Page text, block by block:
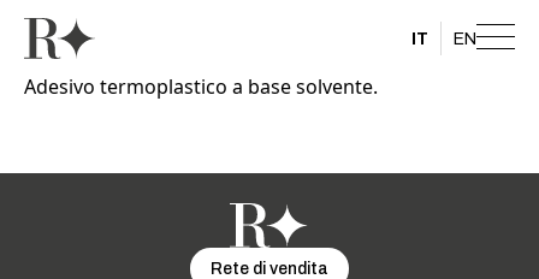
IT EN
Adesivo termoplastico a base solvente.
Rete di vendita